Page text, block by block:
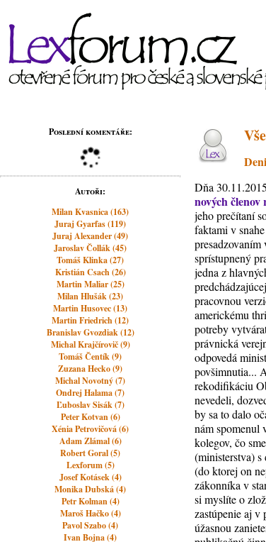
Poslední komentáře:
Autoři:
Milan Kvasnica (163)
Juraj Gyarfas (119)
Juraj Alexander (49)
Jaroslav Čollák (45)
Tomáš Klinka (27)
Kristián Csach (26)
Martin Maliar (25)
Milan Hlušák (23)
Martin Husovec (13)
Martin Friedrich (12)
Branislav Gvozdiak (12)
Michal Krajčírovič (9)
Tomáš Čentík (9)
Zuzana Hecko (9)
Michal Novotný (7)
Ondrej Halama (7)
Ľuboslav Sisák (7)
Peter Kotvan (6)
Xénia Petrovičová (6)
Adam Zlámal (6)
Robert Goral (5)
Lexforum (5)
Josef Kotásek (4)
Monika Dubská (4)
Petr Kolman (4)
Maroš Hačko (4)
Pavol Szabo (4)
Ivan Bojna (4)
Dňa
nových
jeho prečítaní
faktami v
sprístupnený
jedna z
pracovnou
americkému
potreby
právnická
odpovedá
povšimnutia...
rekodifikáciu
nevedeli,
by sa to dalo
nám spomenul
kolegov, čo
(ministerstva)
(do ktorej on
zákonníka v
si myslíte o
zastúpenie aj v
úžasnou